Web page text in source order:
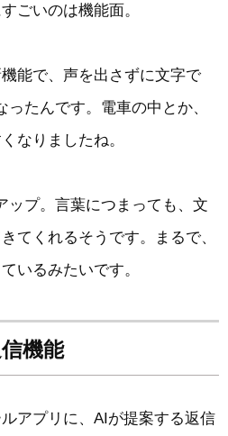
ごいのは機能面。
機能で、声を出さずに文字で
たんです。電車の中とか、
なりましたね。
ップ。言葉につまっても、文
てくれるそうです。まるで、
いるみたいです。
機能
アプリに、AIが提案する返信